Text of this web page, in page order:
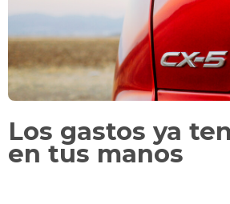
Los gastos ya
en tus manos